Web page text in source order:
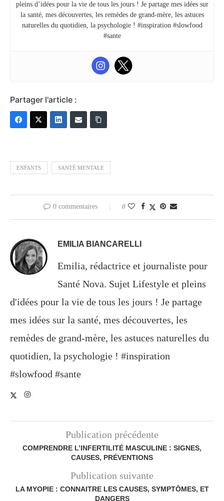
pleins d’idées pour la vie de tous les jours ! Je partage mes idées sur
la santé, mes découvertes, les remèdes de grand-mère, les astuces
naturelles du quotidien, la psychologie ! #inspiration #slowfood
#sante
Partager l'article :
ENFANTS SANTÉ MENTALE
0 commentaires 0
EMILIA BIANCARELLI
Emilia, rédactrice et journaliste pour
Santé Nova. Sujet Lifestyle et pleins
d'idées pour la vie de tous les jours ! Je partage
mes idées sur la santé, mes découvertes, les
remèdes de grand-mère, les astuces naturelles du
quotidien, la psychologie ! #inspiration
#slowfood #sante
Publication précédente
COMPRENDRE L’INFERTILITÉ MASCULINE : SIGNES,
CAUSES, PRÉVENTIONS
Publication suivante
LA MYOPIE : CONNAITRE LES CAUSES, SYMPTÔMES, ET
DANGERS